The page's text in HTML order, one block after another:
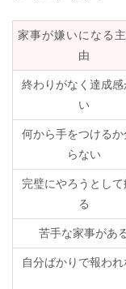
家事が嫌いになる
由
終わりがなく達成感
い
何から手をつけるか
らない
完璧にやろうとし
る
苦手な家事があ
自分ばかりで報われ